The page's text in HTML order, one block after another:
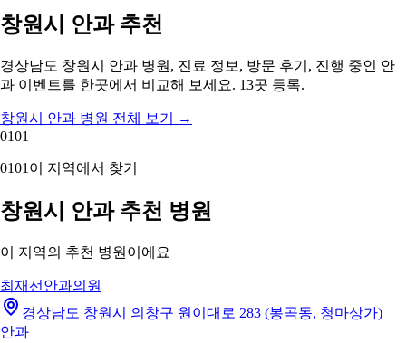
창원시 안과 추천
경상남도 창원시 안과 병원, 진료 정보, 방문 후기, 진행 중인 안
과 이벤트를 한곳에서 비교해 보세요. 13곳 등록.
창원시 안과 병원 전체 보기
→
0101
0101 이 지역에서 찾기
창원시 안과 추천 병원
이 지역의 추천 병원이에요
최재선안과의원
경상남도 창원시 의창구 원이대로 283 (봉곡동, 청마상가)
안과